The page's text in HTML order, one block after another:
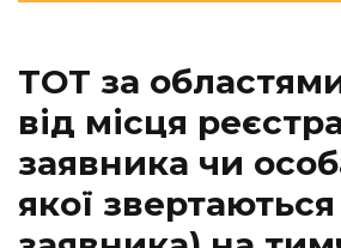
ТОТ за
від місця
заявника чи
якої звертаються